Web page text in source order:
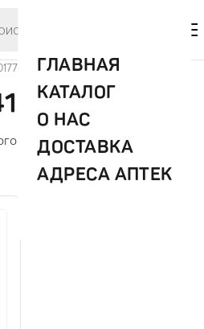
ГЛАВНАЯ
КАТАЛОГ
О НАС
ДОСТАВКА
АДРЕСА АПТЕК
товара